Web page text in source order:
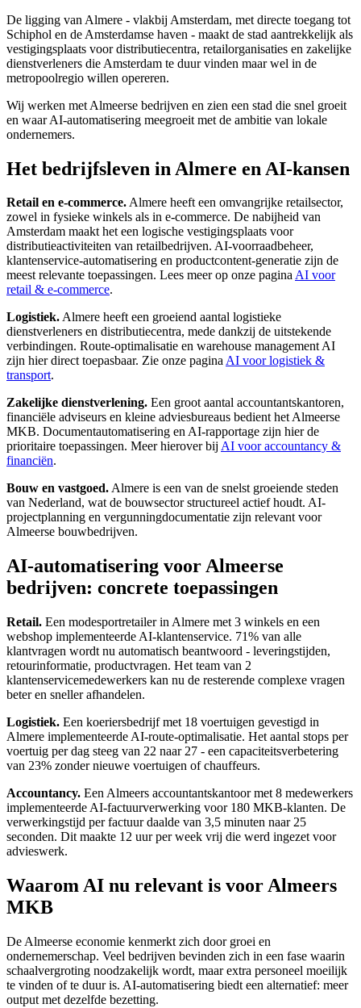
De ligging van Almere - vlakbij Amsterdam, met directe toegang tot
Schiphol en de Amsterdamse haven - maakt de stad aantrekkelijk als
vestigingsplaats voor distributiecentra, retailorganisaties en zakelijke
dienstverleners die Amsterdam te duur vinden maar wel in de
metropoolregio willen opereren.
Wij werken met Almeerse bedrijven en zien een stad die snel groeit
en waar AI-automatisering meegroeit met de ambitie van lokale
ondernemers.
Het bedrijfsleven in Almere en AI-kansen
Retail en e-commerce.Almere heeft een omvangrijke retailsector,
zowel in fysieke winkels als in e-commerce. De nabijheid van
Amsterdam maakt het een logische vestigingsplaats voor
distributieactiviteiten van retailbedrijven. AI-voorraadbeheer,
klantenservice-automatisering en productcontent-generatie zijn de
meest relevante toepassingen. Lees meer op onze paginaAI voor
retail & e-commerce.
Logistiek.Almere heeft een groeiend aantal logistieke
dienstverleners en distributiecentra, mede dankzij de uitstekende
verbindingen. Route-optimalisatie en warehouse management AI
zijn hier direct toepasbaar. Zie onze paginaAI voor logistiek &
transport.
Zakelijke dienstverlening. Een groot aantal accountantskantoren,
financiële adviseurs en kleine adviesbureaus bedient het Almeerse
MKB. Documentautomatisering en AI-rapportage zijn hier de
prioritaire toepassingen. Meer hierover bij AI voor accountancy &
financiën.
Bouw en vastgoed.Almere is een van de snelst groeiende steden
van Nederland, wat de bouwsector structureel actief houdt. AI-
projectplanning en vergunningdocumentatie zijn relevant voor
Almeerse bouwbedrijven.
AI-automatisering voor Almeerse
bedrijven: concrete toepassingen
Retail. Een modesportretailer in Almere met 3 winkels en een
webshop implementeerde AI-klantenservice. 71% van alle
klantvragen wordt nu automatisch beantwoord - leveringstijden,
retourinformatie, productvragen. Het team van 2
klantenservicemedewerkers kan nu de resterende complexe vragen
beter en sneller afhandelen.
Logistiek. Een koeriersbedrijf met 18 voertuigen gevestigd in
Almere implementeerde AI-route-optimalisatie. Het aantal stops per
voertuig per dag steeg van 22 naar 27 - een capaciteitsverbetering
van 23% zonder nieuwe voertuigen of chauffeurs.
Accountancy. Een Almeers accountantskantoor met 8 medewerkers
implementeerde AI-factuurverwerking voor 180 MKB-klanten. De
verwerkingstijd per factuur daalde van 3,5 minuten naar 25
seconden. Dit maakte 12 uur per week vrij die werd ingezet voor
advieswerk.
Waarom AI nu relevant is voor Almeers
MKB
De Almeerse economie kenmerkt zich door groei en
ondernemerschap. Veel bedrijven bevinden zich in een fase waarin
schaalvergroting noodzakelijk wordt, maar extra personeel moeilijk
te vinden of te duur is. AI-automatisering biedt een alternatief: meer
output met dezelfde bezetting.